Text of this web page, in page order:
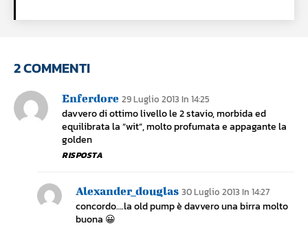
2 COMMENTI
Enferdore 29 Luglio 2013 In 14:25
davvero di ottimo livello le 2 stavio, morbida ed
equilibrata la “wit”, molto profumata e appagante la
golden
RISPOSTA
Alexander_douglas 30 Luglio 2013 In 14:27
concordo….la old pump è davvero una birra molto
buona 😀